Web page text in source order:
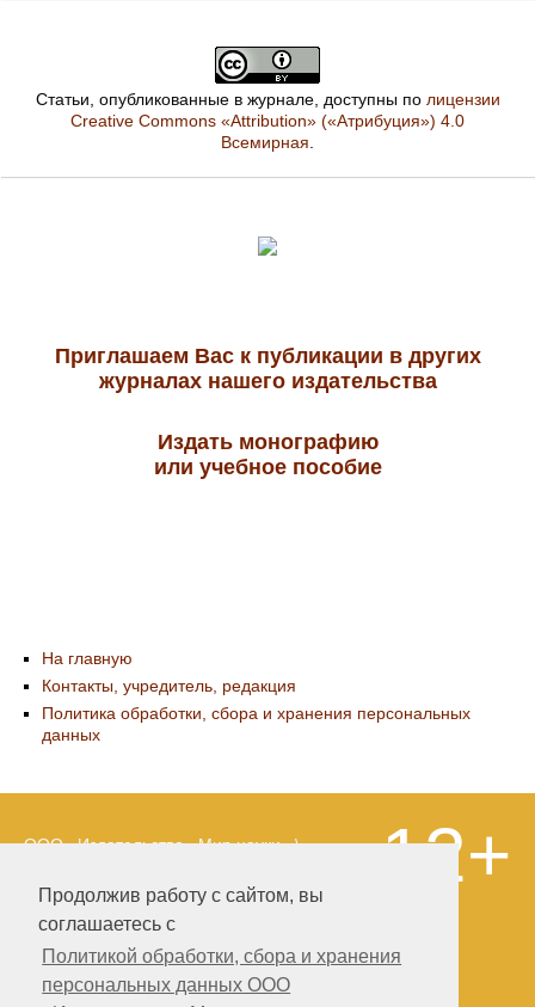
Продолжив работу с сайтом, вы
соглашаетесь с
Политикой обработки, сбора и хранения
персональных данных ООО
Статьи, опубликованные в журнале, доступны по лицензии
Creative Commons «Attribution» («Атрибуция») 4.0
Всемирная.
Приглашаем Вас к публикации в других
журналах нашего издательства
Издать монографию
или учебное пособие
На главную
Контакты, учредитель, редакция
Политика обработки, сбора и хранения персональных
данных
ООО «Издательство «Мир науки» \
LLC Материалы, размещенные на сайте,
охраняются Законом о защите авторских
прав. Публикация любых материалов
этого сайта запрещена без
предварительного согласования с
издательством. Авторские права на
12+